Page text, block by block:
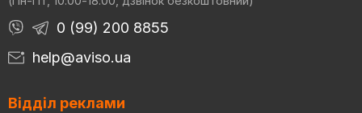
0 (99) 200 8855
help@aviso.ua
Відділ реклами